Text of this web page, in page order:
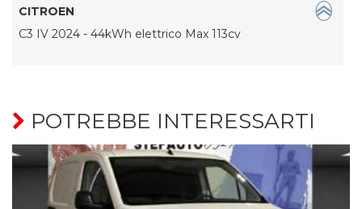
CITROEN
C3 IV 2024 - 44kWh elettrico Max 113cv
POTREBBE INTERESSARTI